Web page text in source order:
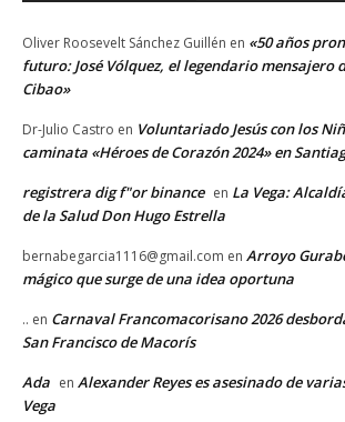
Oliver Roosevelt Sánchez Guillén en «50 años
futuro: José Vólquez, el legendario mensajero
Cibao»
Dr-Julio Castro en Voluntariado Jesús con los
caminata «Héroes de Corazón 2024» en
registrera dig f"or binance en La Vega:
de la Salud Don Hugo Estrella
bernabegarcia1116@gmail.com en Arroyo
mágico que surge de una idea oportuna
.. en Carnaval Francomacorisano 2026
San Francisco de Macorís
Ada en Alexander Reyes es asesinado de
Vega